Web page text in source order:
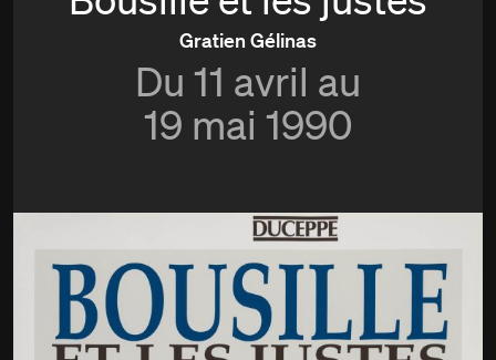
Gratien Gélinas
Du 11 avril au
19 mai 1990